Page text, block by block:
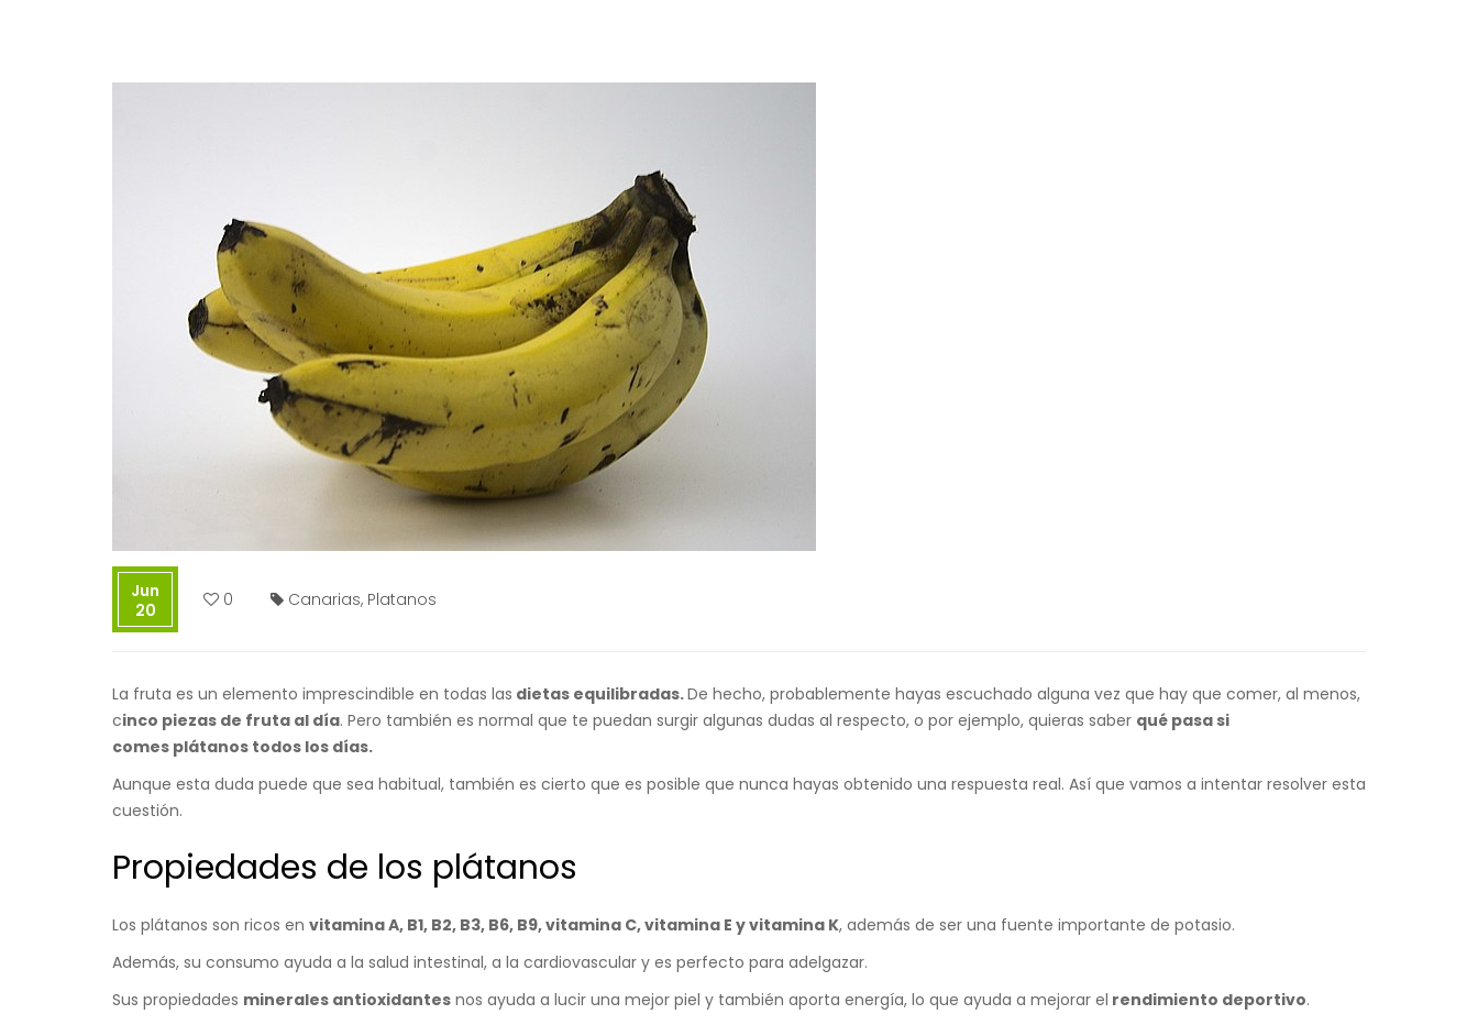
Jun
20
0 Canarias, Platanos
La fruta es un elemento imprescindible en todas las dietas equilibradas.De hecho, probablemente hayas escuchado alguna vez que hay que comer, al menos,
cinco piezas de fruta al día. Pero también es normal que te puedan surgir algunas dudas al respecto, o por ejemplo, quieras saber qué pasa si
comes plátanos todos los días.
Aunque esta duda puede que sea habitual, también es cierto que es posible que nunca hayas obtenido una respuesta real. Así que vamos a intentar resolver esta
cuestión.
Propiedades de los plátanos
Los plátanos son ricos en vitamina A, B1, B2, B3, B6, B9, vitamina C, vitamina E y vitamina K, además de ser una fuente importante de potasio.
Además, su consumo ayuda a la salud intestinal, a la cardiovascular y es perfecto para adelgazar.
Sus propiedades minerales antioxidantes nos ayuda a lucir una mejor piel y también aporta energía, lo que ayuda a mejorar el rendimiento deportivo.